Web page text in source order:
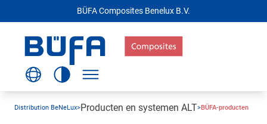
BÜFA Composites Benelux B.V.
Distribution BeNeLux>Producten en systemen ALT>BÜFA-producten